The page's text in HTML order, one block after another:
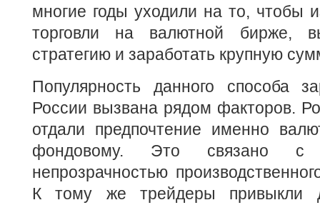
многие годы уходили на то, чтобы
торговли на валютной бирже,
стратегию и заработать крупную
Популярность данного способа
России вызвана рядом факторов.
отдали предпочтение именно
фондовому. Это связано с
непрозрачностью
К тому же трейдеры привыкли